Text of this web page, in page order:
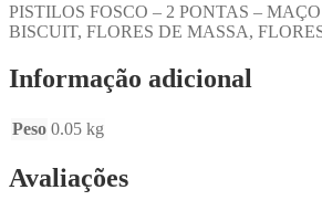
PISTILOS FOSCO – 2 PONTAS –
BISCUIT, FLORES DE MASSA,
Informação adicional
Peso 0.05 kg
Avaliações